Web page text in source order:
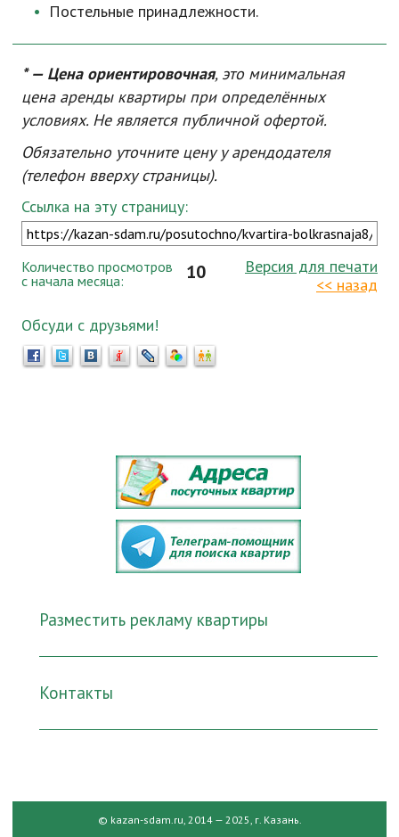
Постельные принадлежности.
* — Цена ориентировочная, это минимальная
цена аренды квартиры при определённых
условиях. Не является публичной офертой.
Обязательно уточните цену у арендодателя
(телефон вверху страницы).
Ссылка на эту страницу:
Количество просмотров
с начала месяца:
10
Версия для печати
<< назад
Обсуди с друзьями!
Разместить рекламу квартиры
Контакты
© kazan-sdam.ru, 2014 — 2025, г. Казань.